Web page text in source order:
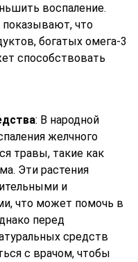
воспаление.
что
богатых омега-3
способствовать
: В народной
желчного
травы, такие как
Эти растения
и
что может помочь в
перед
средств
с врачом, чтобы